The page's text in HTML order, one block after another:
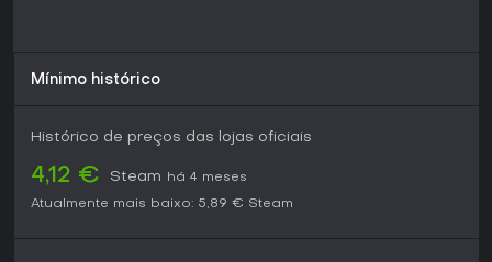
Mínimo histórico
Histórico de preços das lojas oficiais
4,12 € Steam
há 4 meses
Atualmente mais baixo: 5,89 € Steam